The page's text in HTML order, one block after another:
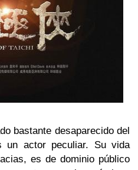
bastante desaparecido del
un actor peculiar. Su vida
es de dominio público